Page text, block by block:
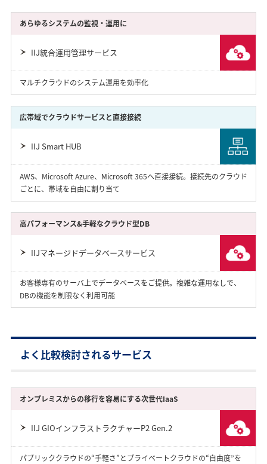
あらゆるシステムの監視・運用に
IIJ統合運用管理サービス
マルチクラウドのシステム運用を効率化
広帯域でクラウドサービスと直接接続
IIJ Smart HUB
AWS、Microsoft Azure、Microsoft 365へ直接接続。接続先のクラウド
ごとに、帯域を自由に割り当て
高パフォーマンス&手軽なクラウド型DB
IIJマネージドデータベースサービス
お客様専有のサーバ上でデータベースをご提供。複雑な運用なしで、
DBの機能を制限なく利用可能
よく比較検討されるサービス
オンプレミスからの移行を容易にする次世代IaaS
IIJ GIOインフラストラクチャーP2 Gen.2
パブリッククラウドの“手軽さ”とプライベートクラウドの“自由度”を